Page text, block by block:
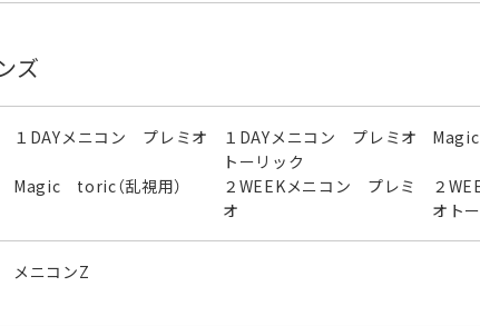
ズ
１DAYメニコン プレミオ
１DAYメニコン プレミオ
トーリック
Magic
Magic toric（乱視用）
２WEEKメニコン プレミ
オ
２
オト
メニコンZ